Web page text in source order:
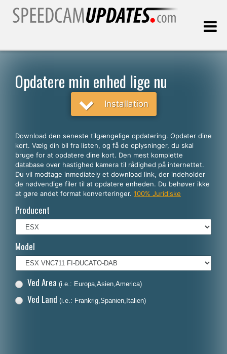
Dansk
English
Español
Deutsch
Italiano
Nederlands
Opdatere min enhed lige nu
Installation
Download den seneste tilgængelige opdatering. Opdater dine
kort. Vælg din bil fra listen, og få de oplysninger, du skal
bruge for at opdatere dine kort. Den mest komplette
database over hastighed kamera til rådighed på internettet.
Du vil modtage inmediately et download link, der indeholder
de nødvendige filer til at opdatere enheden. Du behøver ikke
at gøre andet format konverteringer. 100% Juridiske
Producent
Model
Ved Area (i.e.: Europa,Asien,America)
Ved Land (i.e.: Frankrig,Spanien,Italien)